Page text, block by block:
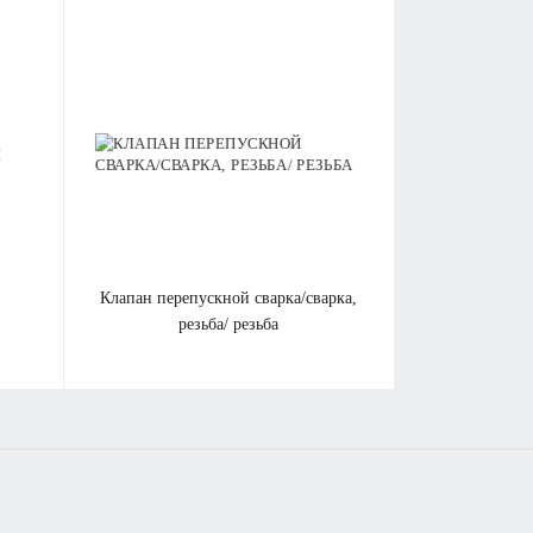
клапан перепускной сварка/сварка,
резьба/ резьба